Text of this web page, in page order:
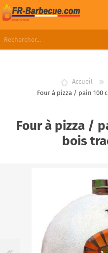
LISTE DE SOUHAITS
Accueil
Four à pizza / pain 100
Four à pizza /
bois